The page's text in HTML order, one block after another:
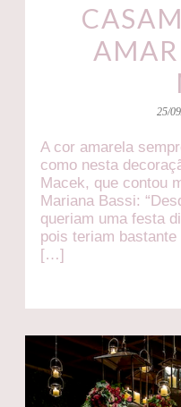
25/
A cor amarela
como nesta
Macek, que contou
Mariana Bassi:
queriam uma festa
pois teriam
[…]